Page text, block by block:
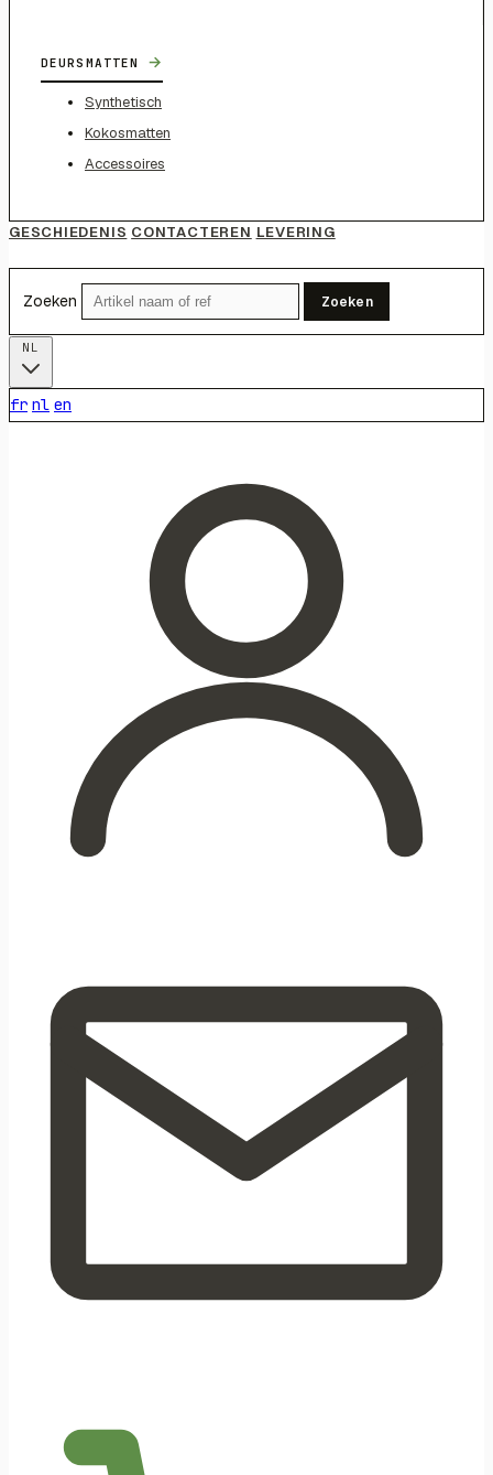
DEURSMATTEN →
Synthetisch
Kokosmatten
Accessoires
GESCHIEDENIS CONTACTEREN LEVERING
Zoeken Zoeken
fr nl en